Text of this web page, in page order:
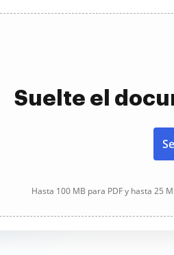
Suelte el
Hasta 100 MB para PDF y hasta 25 MB